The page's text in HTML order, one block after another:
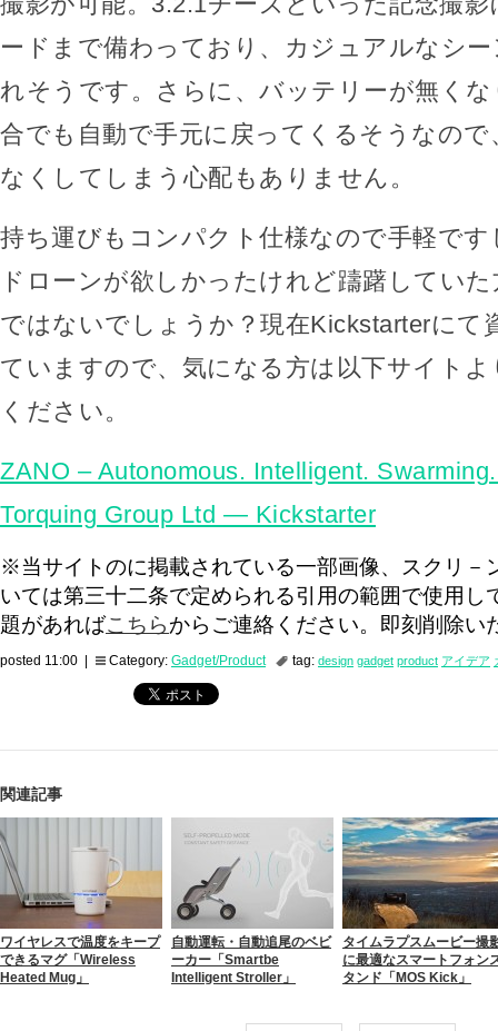
ードまで備わっており、カジュアルなシ
れそうです。さらに、バッテリーが無く
合でも自動で手元に戻ってくるそうなの
なくしてしまう心配もありません。
持ち運びもコンパクト仕様なので手軽で
ドローンが欲しかったけれど躊躇してい
ではないでしょうか？現在Kickstarterにて
ていますので、気になる方は以下サイト
ください。
ZANO – Autonomous. Intelligent.
Torquing Group Ltd — Kickstarter
※当サイトのに掲載されている一部画像、スクリ－
いては第三十二条で定められる引用の範囲で使用し
題があればこちらからご連絡ください。即刻削除い
posted 11:00 | Category: Gadget/Product tag: design gadget product アイデア
関連記事
ワイヤレスで温度をキープ
できるマグ「Wireless
Heated Mug」
自動運転・自動追尾のベビ
ーカー「Smartbe
Intelligent Stroller」
タイムラプスムービー撮
に最適なスマートフォン
タンド「MOS Kick」